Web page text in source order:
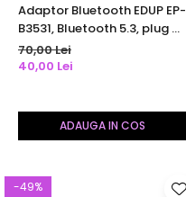
Adaptor Bluetooth EDUP EP-
B3531, Bluetooth 5.3, plug &
play, compatibil Windows 11
70,00 Lei
40,00 Lei
ADAUGA IN COS
-49%